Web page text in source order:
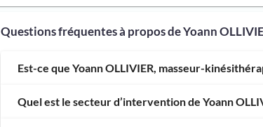
Questions fréquentes à propos de Yoann
Est-ce que Yoann OLLIVIER, masseur-
Quel est le secteur d’intervention de Yoann